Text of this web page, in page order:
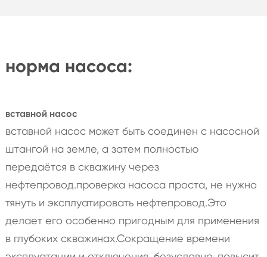
норма насоса:
вставной насос
вставной насос может быть соединен с насосной
штангой на земле, а затем полностью
передаётся в скважину через
нефтепровод.проверка насоса проста, не нужно
тянуть и эксплуатировать нефтепровод.Это
делает его особенно пригодным для применения
в глубоких скважинах.Сокращение времени